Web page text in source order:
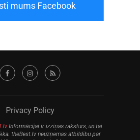
mums Facebook
Privacy Policy
Informācijai ir izziņas raksturs, un tai
theBest.lv neuzņemas atbildību par